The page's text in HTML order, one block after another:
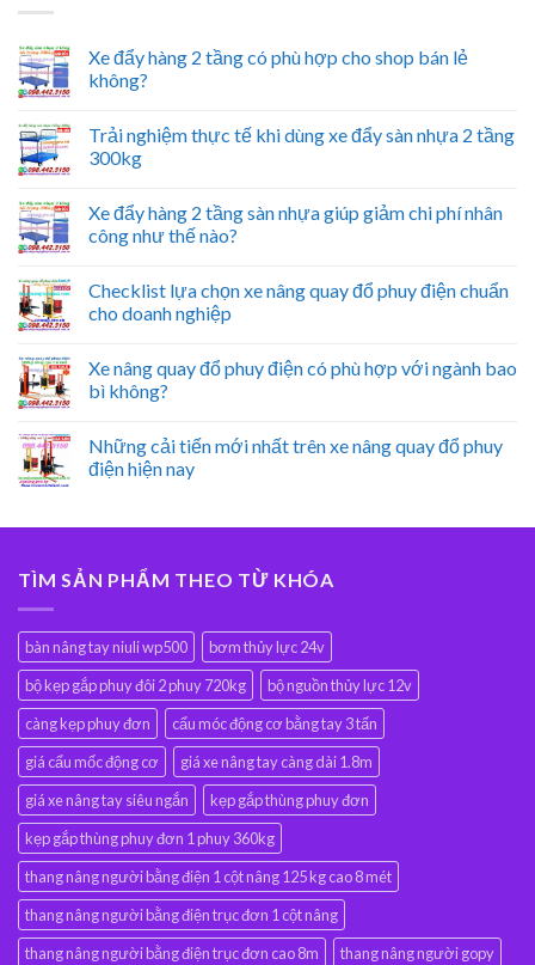
Xe đẩy hàng 2 tầng có phù hợp cho shop bán lẻ
không?
Trải nghiệm thực tế khi dùng xe đẩy sàn nhựa 2 tầng
300kg
Xe đẩy hàng 2 tầng sàn nhựa giúp giảm chi phí nhân
công như thế nào?
Checklist lựa chọn xe nâng quay đổ phuy điện chuẩn
cho doanh nghiệp
Xe nâng quay đổ phuy điện có phù hợp với ngành bao
bì không?
Những cải tiến mới nhất trên xe nâng quay đổ phuy
điện hiện nay
TÌM SẢN PHẨM THEO TỪ KHÓA
bàn nâng tay niuli wp500
bơm thủy lực 24v
bộ kẹp gắp phuy đôi 2 phuy 720kg
bộ nguồn thủy lực 12v
càng kẹp phuy đơn
cẩu móc động cơ bằng tay 3 tấn
giá cẩu mốc động cơ
giá xe nâng tay càng dài 1.8m
giá xe nâng tay siêu ngắn
kẹp gắp thùng phuy đơn
kẹp gắp thùng phuy đơn 1 phuy 360kg
thang nâng người bằng điện 1 cột nâng 125 kg cao 8 mét
thang nâng người bằng điện trục đơn 1 cột nâng
thang nâng người bằng điện trục đơn cao 8m
thang nâng người gopy